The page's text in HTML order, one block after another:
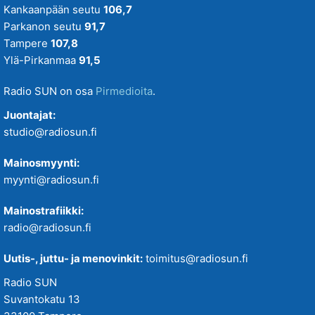
Kankaanpään seutu 106,7
Parkanon seutu 91,7
Tampere 107,8
Ylä-Pirkanmaa 91,5
Radio SUN on osa Pirmedioita.
Juontajat:
studio@radiosun.fi
Mainosmyynti:
myynti@radiosun.fi
Mainostrafiikki:
radio@radiosun.fi
Uutis-, juttu- ja menovinkit: toimitus@radiosun.fi
Radio SUN
Suvantokatu 13